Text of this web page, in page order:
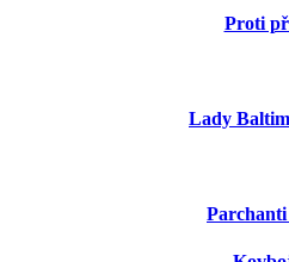
Proti
Lady